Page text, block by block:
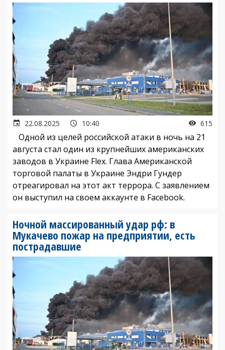
22.08.2025 10:40 615
Одной из целей российской атаки в ночь на 21
августа стал один из крупнейших американских
заводов в Украине Flex. Глава Американской
торговой палаты в Украине Эндри Гундер
отреагировал на этот акт террора. С заявлением
он выступил на своем аккаунте в Facebook.
Ночной массированный удар рф: в
Мукачево пожар на предприятии, есть
пострадавшие